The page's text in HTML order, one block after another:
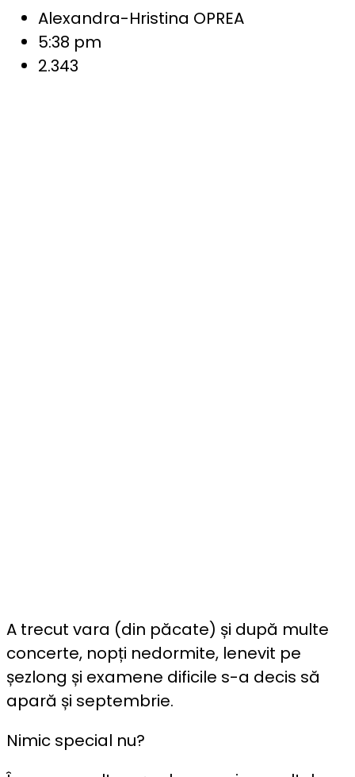
Alexandra-Hristina OPREA
5:38 pm
2.343
A trecut vara (din păcate) și după multe
concerte, nopți nedormite, lenevit pe
șezlong și examene dificile s-a decis să
apară și septembrie.
Nimic special nu?